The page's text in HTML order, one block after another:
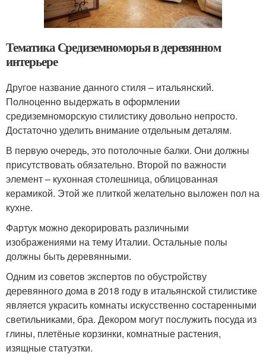
Тематика Средиземноморья в деревянном
интерьере
Другое название данного стиля – итальянский.
Полноценно выдержать в оформлении
средиземноморскую стилистику довольно непросто.
Достаточно уделить внимание отдельным деталям.
В первую очередь, это потолочные балки. Они должны
присутствовать обязательно. Второй по важности
элемент – кухонная столешница, облицованная
керамикой. Этой же плиткой желательно выложен пол на
кухне.
Фартук можно декорировать различными
изображениями на тему Италии. Остальные полы
должны быть деревянными.
Одним из советов экспертов по обустройству
деревянного дома в 2018 году в итальянской стилистике
является украсить комнаты искусственно состаренными
светильниками, бра. Декором могут послужить посуда из
глины, плетёные корзинки, комнатные растения,
изящные статуэтки.